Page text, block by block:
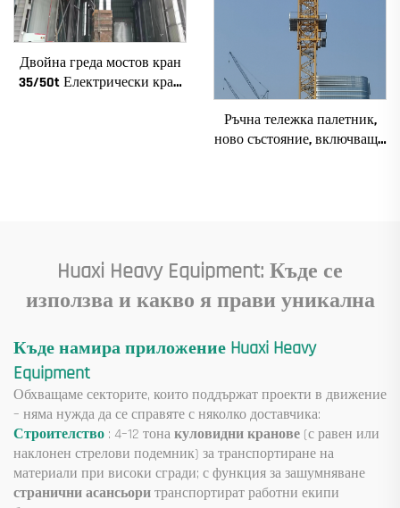
Двойна греда мостов кран
35/50t Електрически кран
Ръчна тележка палетник,
ново състояние, включващи
Huaxi Heavy Equipment: Къде се
използва и какво я прави уникална
Къде намира приложение Huaxi Heavy
Equipment
Обхващаме секторите, които поддържат проекти в движение
– няма нужда да се справяте с няколко доставчика:
Строителство : 4–12 тонакуловидни кранове (с равен или
наклонен стрелови подемник) за транспортиране на
материали при високи сгради; с функция за зашумняване
странични асансьоритранспортират работни екипи